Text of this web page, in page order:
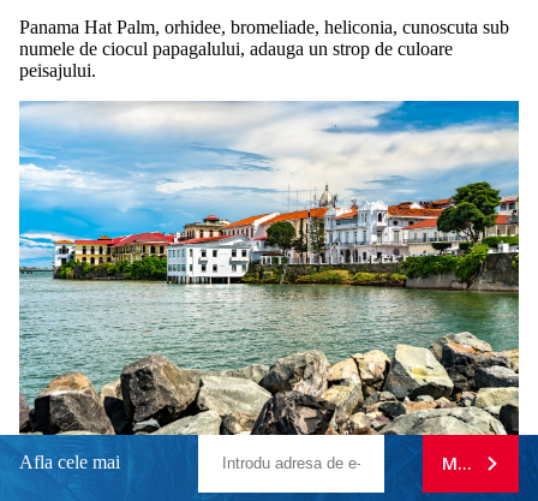
Panama Hat Palm, orhidee, bromeliade, heliconia, cunoscuta sub
numele de ciocul papagalului, adauga un strop de culoare
peisajului.
Afla cele mai MA